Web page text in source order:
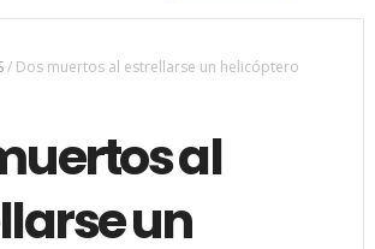
/ Dos muertos al estrellarse un helicóptero
al
un